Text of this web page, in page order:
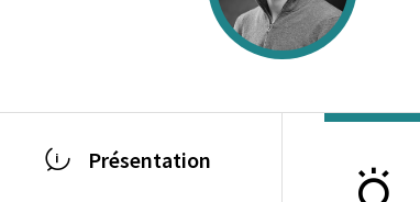
Présentation